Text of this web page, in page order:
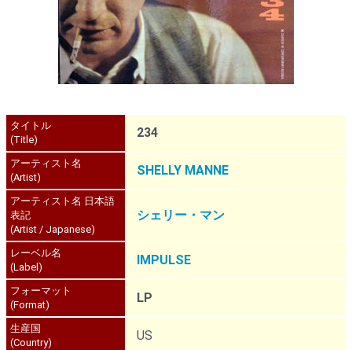
タイトル
(Title)
234
アーティスト名
(Artist)
SHELLY MANNE
アーティスト名 日本語
表記
(Artist / Japanese)
シェリー・マン
レーベル名
(Label)
IMPULSE
フォーマット
(Format)
LP
生産国
(Country)
US